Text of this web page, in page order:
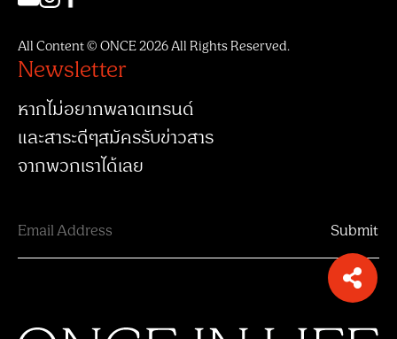
All Content © ONCE 2026 All Rights Reserved.
Newsletter
หากไม่อยากพลาดเทรนด์
และสาระดีๆสมัครรับข่าวสาร
จากพวกเราได้เลย